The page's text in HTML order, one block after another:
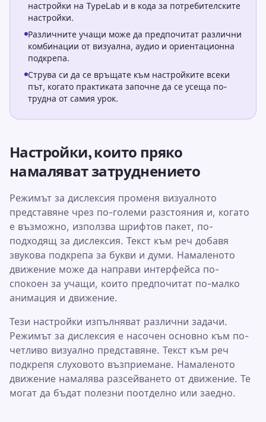
настройки на TypeLab и в кода за потребителските
настройки.
Различните учащи може да предпочитат различни
комбинации от визуална, аудио и ориентационна
подкрепа.
Струва си да се връщате към настройките всеки
път, когато практиката започне да се усеща по-
трудна от самия урок.
Настройки, които пряко
намаляват затруднението
Режимът за дислексия променя визуалното
представяне чрез по-големи разстояния и, когато
е възможно, използва шрифтов пакет, по-
подходящ за дислексия. Текст към реч добавя
звукова подкрепа за букви и думи. Намаленото
движение може да направи интерфейса по-
спокоен за учащи, които предпочитат по-малко
анимация и движение.
Тези настройки изпълняват различни задачи.
Режимът за дислексия е насочен основно към по-
четливо визуално представяне. Текст към реч
подкрепя слуховото възприемане. Намаленото
движение намалява разсейването от движение. Те
могат да бъдат полезни поотделно или заедно.